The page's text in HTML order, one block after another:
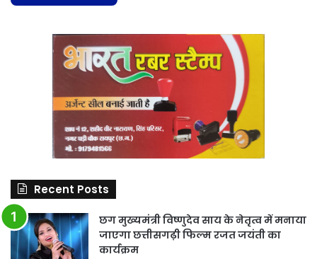
Recent Posts
छग मुख्यमंत्री विष्णुदेव साय के नेतृत्व में मनाया
जाएगा छत्तीसगढ़ी फिल्म रजत जयंती का
कार्यक्रम